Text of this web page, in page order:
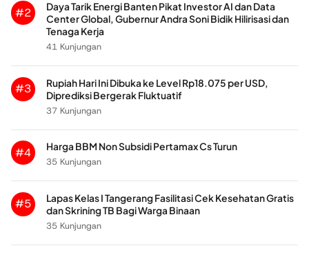
#2
Daya Tarik Energi Banten Pikat Investor AI dan Data
Center Global, Gubernur Andra Soni Bidik Hilirisasi dan
Tenaga Kerja
41 Kunjungan
#3
Rupiah Hari Ini Dibuka ke Level Rp18.075 per USD,
Diprediksi Bergerak Fluktuatif
37 Kunjungan
#4
Harga BBM Non Subsidi Pertamax Cs Turun
35 Kunjungan
#5
Lapas Kelas I Tangerang Fasilitasi Cek Kesehatan Gratis
dan Skrining TB Bagi Warga Binaan
35 Kunjungan